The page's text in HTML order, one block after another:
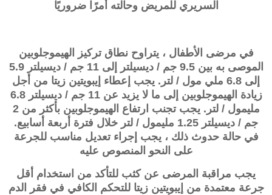
السريري للمريض وحالته أمرًا ضروريًا
في مرضى الأطفال ، يتراوح نطاق تركيز الهيموجلوبين
الموصى به بين 9.5 جم / ديسيلتر إلى 11 جم / ديسيلتر 5.9
إلى 6.8 ملي مول / لتر. يجب إعطاء إيبويتين زيتا من أجل
زيادة الهيموجلوبين إلى ما لا يزيد عن 11 جم / ديسيلتر 6.8
مليمول / لتر. يجب تجنب ارتفاع الهيموجلوبين بأكثر من 2
جم / ديسيلتر 1.25 مليمول / لتر خلال فترة أربعة أسابيع.
في حالة حدوث ذلك ، يجب إجراء تعديل مناسب للجرعة
على النحو المنصوص عليه
يجب مراقبة المرضى عن كثب للتأكد من استخدام أقل
جرعة معتمدة من إيبويتين زيتا للتحكم الكافي في فقر الدم